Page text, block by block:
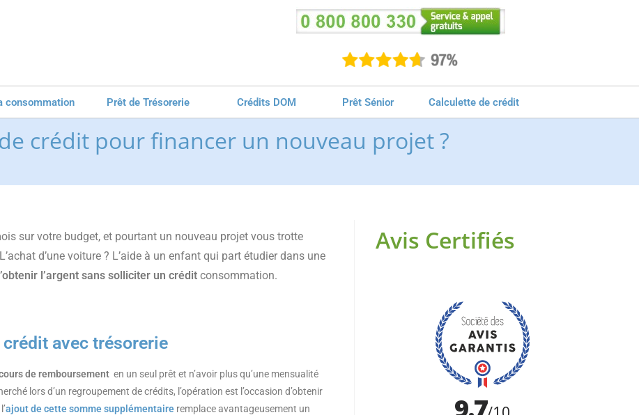
consommation Prêt de Trésorerie Crédits DOM Prêt Sénior Calculette de crédit
crédit pour financer un nouveau projet ?
sur votre budget, et pourtant un nouveau projet vous trotte
d’une voiture ? L’aide à un enfant qui part étudier dans une
l’argent sans solliciter un crédit consommation.
crédit avec trésorerie
de remboursement en un seul prêt et n’avoir plus qu’une mensualité
lors d’un regroupement de crédits, l’opération est l’occasion d’obtenir
ajout de cette somme supplémentaire remplace avantageusement un
Avis Certifiés